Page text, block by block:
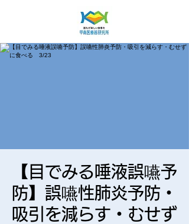
【目でみる唾液誤嚥予
防】誤嚥性肺炎予防・
吸引を減らす・むせず